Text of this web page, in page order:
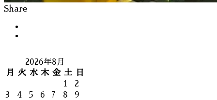
Share
2026年8月
月
火 水 木 金 土 日
1
2
3
4 5 6 7 8
9